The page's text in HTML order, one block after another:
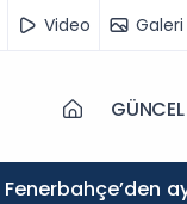
Video Galeri
GÜNCEL
Fenerbahçe’den